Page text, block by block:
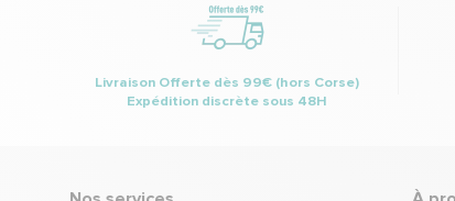
Livraison Offerte dès 99€ (hors Corse)
Expédition discrète sous 48H